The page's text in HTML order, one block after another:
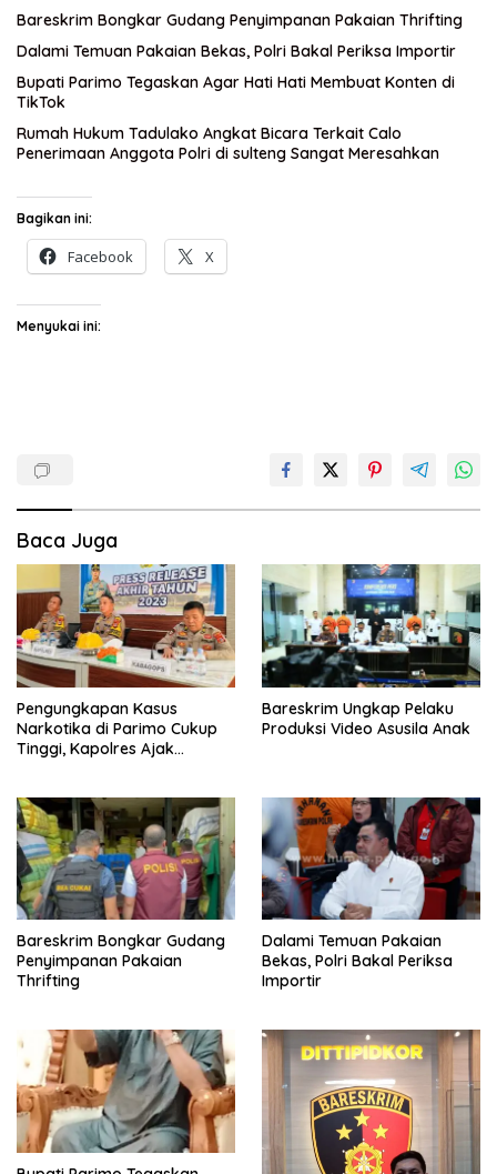
Bareskrim Bongkar Gudang Penyimpanan Pakaian Thrifting
Dalami Temuan Pakaian Bekas, Polri Bakal Periksa Importir
Bupati Parimo Tegaskan Agar Hati Hati Membuat Konten di
TikTok
Rumah Hukum Tadulako Angkat Bicara Terkait Calo
Penerimaan Anggota Polri di sulteng Sangat Meresahkan
Bagikan ini:
Facebook X
Menyukai ini:
Baca Juga
Pengungkapan Kasus
Narkotika di Parimo Cukup
Tinggi, Kapolres Ajak
Bareskrim Ungkap Pelaku
Produksi Video Asusila Anak
Bareskrim Bongkar Gudang
Penyimpanan Pakaian
Thrifting
Dalami Temuan Pakaian
Bekas, Polri Bakal Periksa
Importir